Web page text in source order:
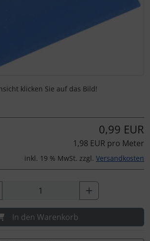
klicken Sie auf das Bild!
0,99 EUR
1,98 EUR pro Meter
inkl. 19 % MwSt. zzgl. Versandkosten
In den Warenkorb